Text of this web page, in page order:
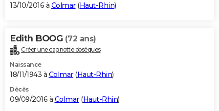
13/10/2016 à Colmar(Haut-Rhin)
Edith BOOG (72 ans)
Créer une cagnotte obsèques
Naissance
18/11/1943 à Colmar(Haut-Rhin)
Décès
09/09/2016 à Colmar(Haut-Rhin)